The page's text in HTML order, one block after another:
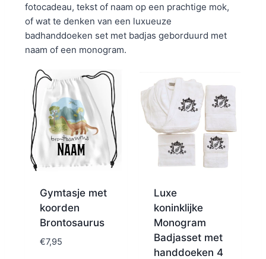
fotocadeau, tekst of naam op een prachtige mok,
of wat te denken van een luxueuze
badhanddoeken set met badjas geborduurd met
naam of een monogram.
Gymtasje met
koorden
Brontosaurus
€7,95
Luxe
koninklijke
Monogram
Badjasset met
handdoeken 4